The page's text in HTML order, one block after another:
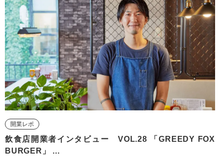
開業レポ
飲食店開業者インタビュー VOL.28 「GREEDY FOX
BURGER」 ...